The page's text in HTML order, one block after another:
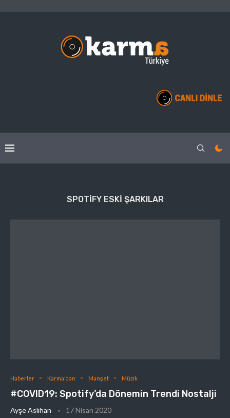
SPOTIFY ESKI ŞARKILAR
Haberler Karma'dan Manşet Müzik
#COVID19: Spotify’da Dönemin Trendi Nostalji
Ayşe Aslıhan 17 Nisan 2020